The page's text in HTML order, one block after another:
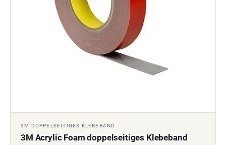
3M DOPPELSEITIGES KLEBEBAND
3M Acrylic Foam doppelseitiges Klebeband